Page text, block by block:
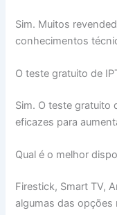
Sim. Muitos
conhecimentos
O teste gratuito de
Sim. O teste gratuito
eficazes para
Qual é o melhor
Firestick, Smart TV,
algumas das opções